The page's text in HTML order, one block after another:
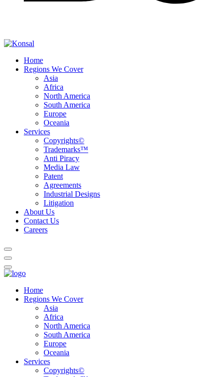
Home
Regions We Cover
Asia
Africa
North America
South America
Europe
Oceania
Services
Copyrights©
Trademarks™
Anti Piracy
Media Law
Patent
Agreements
Industrial Designs
Litigation
About Us
Contact Us
Careers
Home
Regions We Cover
Asia
Africa
North America
South America
Europe
Oceania
Services
Copyrights©